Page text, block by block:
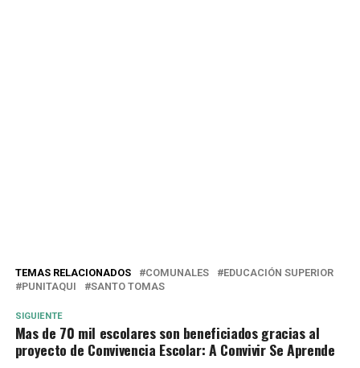
TEMAS RELACIONADOS COMUNALES
EDUCACIÓN SUPERIOR
PUNITAQUI
SANTO TOMAS
SIGUIENTE
Mas de 70 mil escolares son beneficiados gracias al
proyecto de Convivencia Escolar: A Convivir Se Aprende